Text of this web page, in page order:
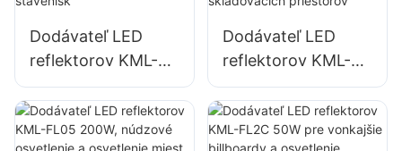
Dodávateľ LED
reflektorov KML-
FL05 100W pre
osvetlenie fasád
budov a stavenísk
Dodávateľ LED
reflektorov KML-
FL05 150W pre
osvetlenie
parkovísk a